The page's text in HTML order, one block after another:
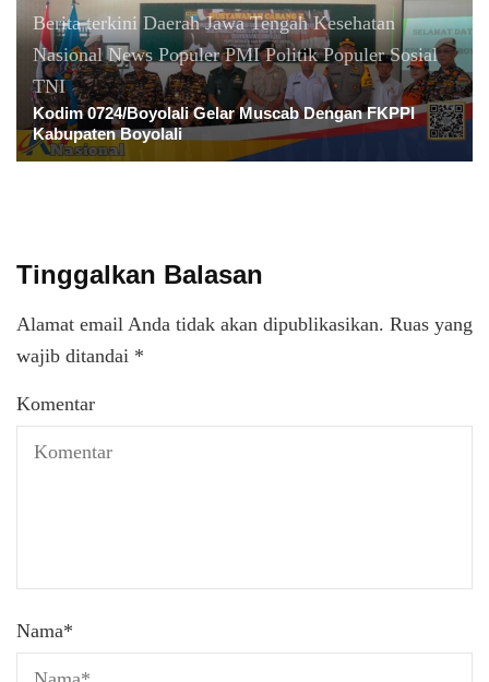
Berita terkini Daerah Jawa Tengah Kesehatan
Nasional News Populer PMI Politik Populer Sosial
TNI
Kodim 0724/Boyolali Gelar Muscab Dengan FKPPI
Kabupaten Boyolali
Tinggalkan Balasan
Alamat email Anda tidak akan dipublikasikan. Ruas yang
wajib ditandai *
Komentar
Nama*